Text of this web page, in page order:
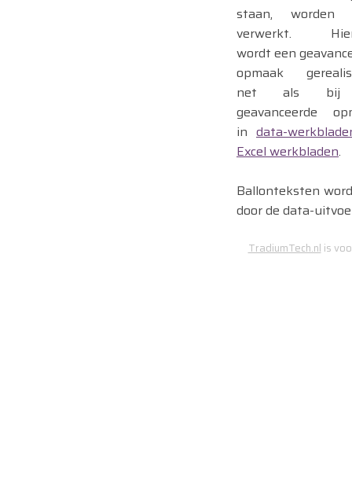
staan, worden
verwerkt.
wordt een
opmaak
net als bij
geavanceerde
in data-
Excel werkbladen.
Ballonteksten
door de data-
TradiumTech.nl is